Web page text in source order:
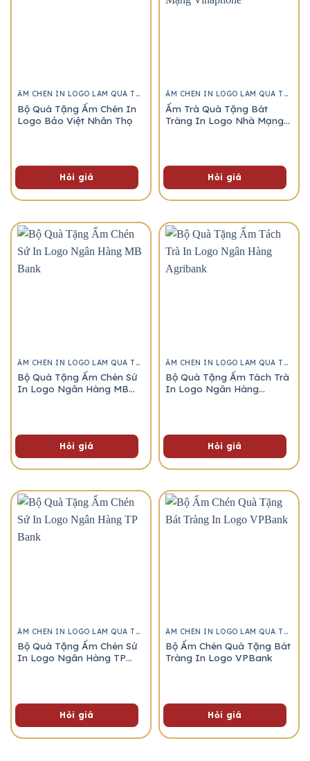
ẤM CHÉN IN LOGO LÀM QUÀ TẶNG
Bộ Quà Tặng Ấm Chén In
Logo Bảo Việt Nhân Thọ
Hỏi giá
ẤM CHÉN IN LOGO LÀM QUÀ TẶNG
Ấm Trà Quà Tặng Bát
Tràng In Logo Nhà Mạng
Hỏi giá
ẤM CHÉN IN LOGO LÀM QUÀ TẶNG
Bộ Quà Tặng Ấm Chén Sứ
In Logo Ngân Hàng MB
Hỏi giá
ẤM CHÉN IN LOGO LÀM QUÀ TẶNG
Bộ Quà Tặng Ấm Tách Trà
In Logo Ngân Hàng
Hỏi giá
ẤM CHÉN IN LOGO LÀM QUÀ TẶNG
Bộ Quà Tặng Ấm Chén Sứ
In Logo Ngân Hàng TP
Hỏi giá
ẤM CHÉN IN LOGO LÀM QUÀ TẶNG
Bộ Ấm Chén Quà Tặng Bát
Tràng In Logo VPBank
Hỏi giá